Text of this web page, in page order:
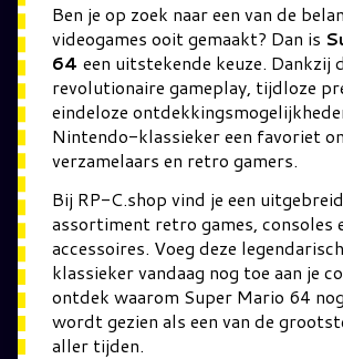
Ben je op zoek naar een van de
videogames ooit gemaakt? Dan is
64 een uitstekende keuze. Dankzij
revolutionaire gameplay, tijdloze
eindeloze
Nintendo-klassieker een favoriet
verzamelaars en retro gamers.
Bij RP-C.shop vind je een uitgebreid
assortiment retro games, consoles
accessoires. Voeg deze
klassieker vandaag nog toe aan je
ontdek waarom Super Mario 64
wordt gezien als een van de
aller tijden.